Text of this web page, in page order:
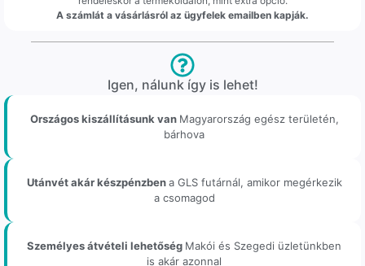
A számlát a vásárlásról az ügyfelek emailben kapják.
Igen, nálunk így is lehet!
Országos kiszállításunk van Magyarország egész területén,
bárhova
Utánvét akár készpénzbena GLS futárnál, amikor megérkezik
a csomagod
Személyes átvételi lehetőség Makói és Szegedi üzletünkben
is akár azonnal